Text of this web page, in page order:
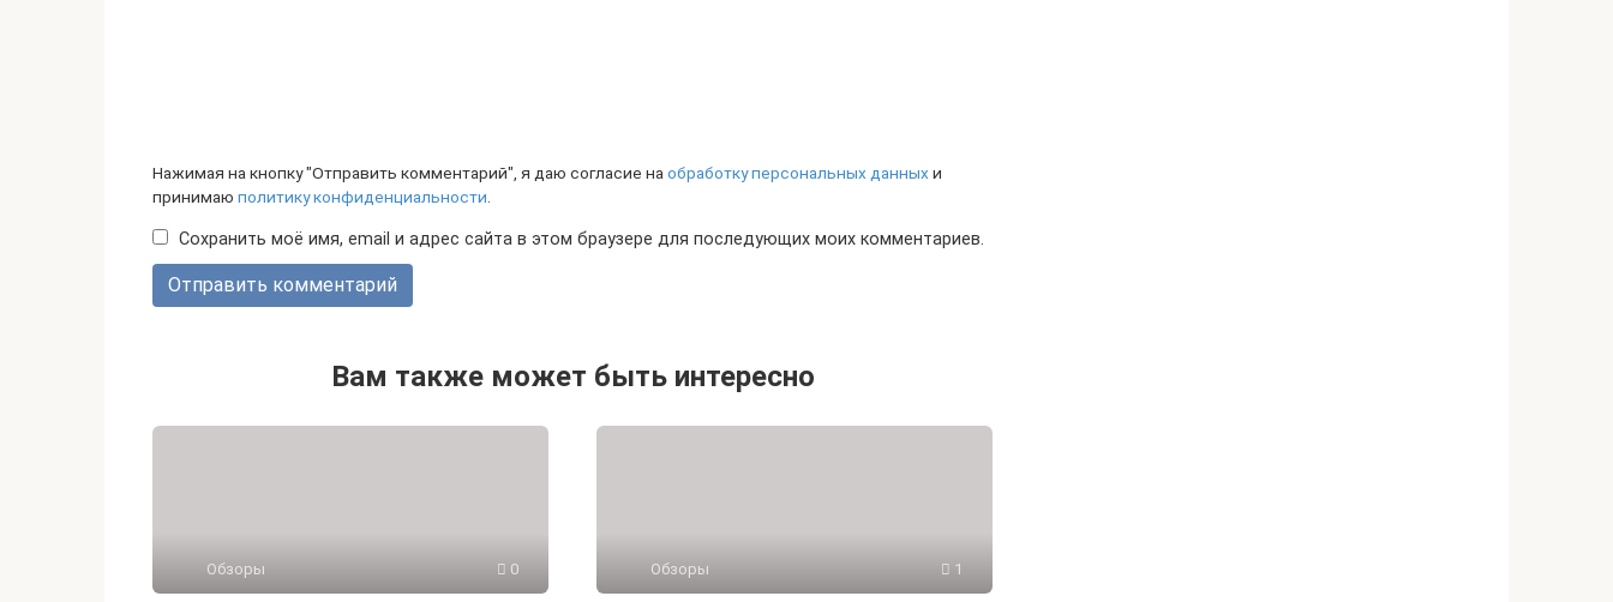
Нажимая на кнопку "Отправить комментарий", я даю согласие наобработку персональных данныхи
принимаю политику конфиденциальности.
Сохранить моё имя, email и адрес сайта в этом браузере для последующих моих комментариев.
Вам также может быть интересно
Обзоры 0 Обзоры 1